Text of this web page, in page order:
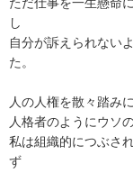
ただ仕事を一生懸命
し
自分が訴えられない
た。
人の人権を散々踏み
人格者のようにウソ
私は組織的につぶさ
ず